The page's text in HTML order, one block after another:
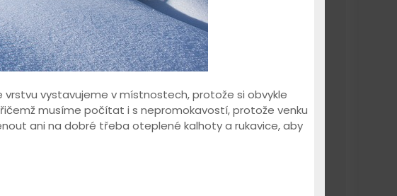
vystavujeme v místnostech, protože si obvykle
musíme počítat i s nepromokavostí, protože venku
ani na dobré třeba oteplené kalhoty a rukavice, aby